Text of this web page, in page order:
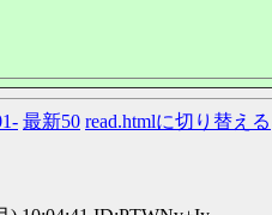
最新50 read.htmlに切り替える